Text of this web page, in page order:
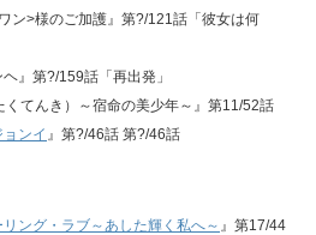
ン>様のご加護』第?/121話「彼女は何
』第?/159話「再出発」
てんき）～宿命の美少年～』第11/52話
ンイ 』第?/46話 第?/46話
ング・ラブ～あした輝く私へ～ 』第17/44